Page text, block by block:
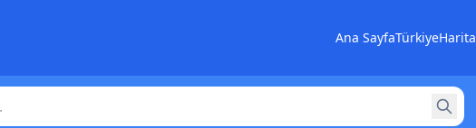
Ana SayfaTürkiyeHarita